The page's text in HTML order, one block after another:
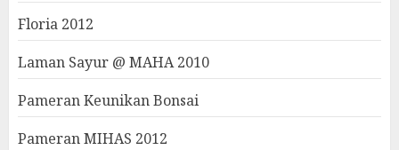
Floria 2012
Laman Sayur @ MAHA 2010
Pameran Keunikan Bonsai
Pameran MIHAS 2012